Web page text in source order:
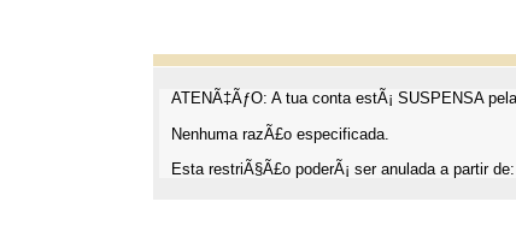
ATENÃ‡ÃƒO: A tua conta estÃ¡ SUSPENSA
Nenhuma razÃ£o especificada.
Esta restriÃ§Ã£o poderÃ¡ ser anulada a partir de: